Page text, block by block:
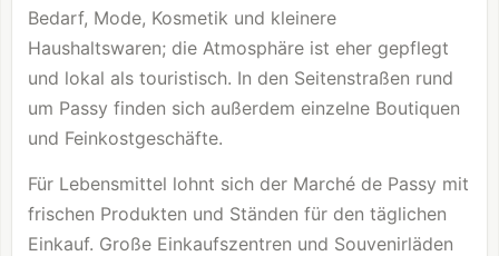
Bedarf, Mode, Kosmetik und kleinere
Haushaltswaren; die Atmosphäre ist eher gepflegt
und lokal als touristisch. In den Seitenstraßen rund
um Passy finden sich außerdem einzelne Boutiquen
und Feinkostgeschäfte.
Für Lebensmittel lohnt sich der Marché de Passy mit
frischen Produkten und Ständen für den täglichen
Einkauf. Große Einkaufszentren und Souvenirläden